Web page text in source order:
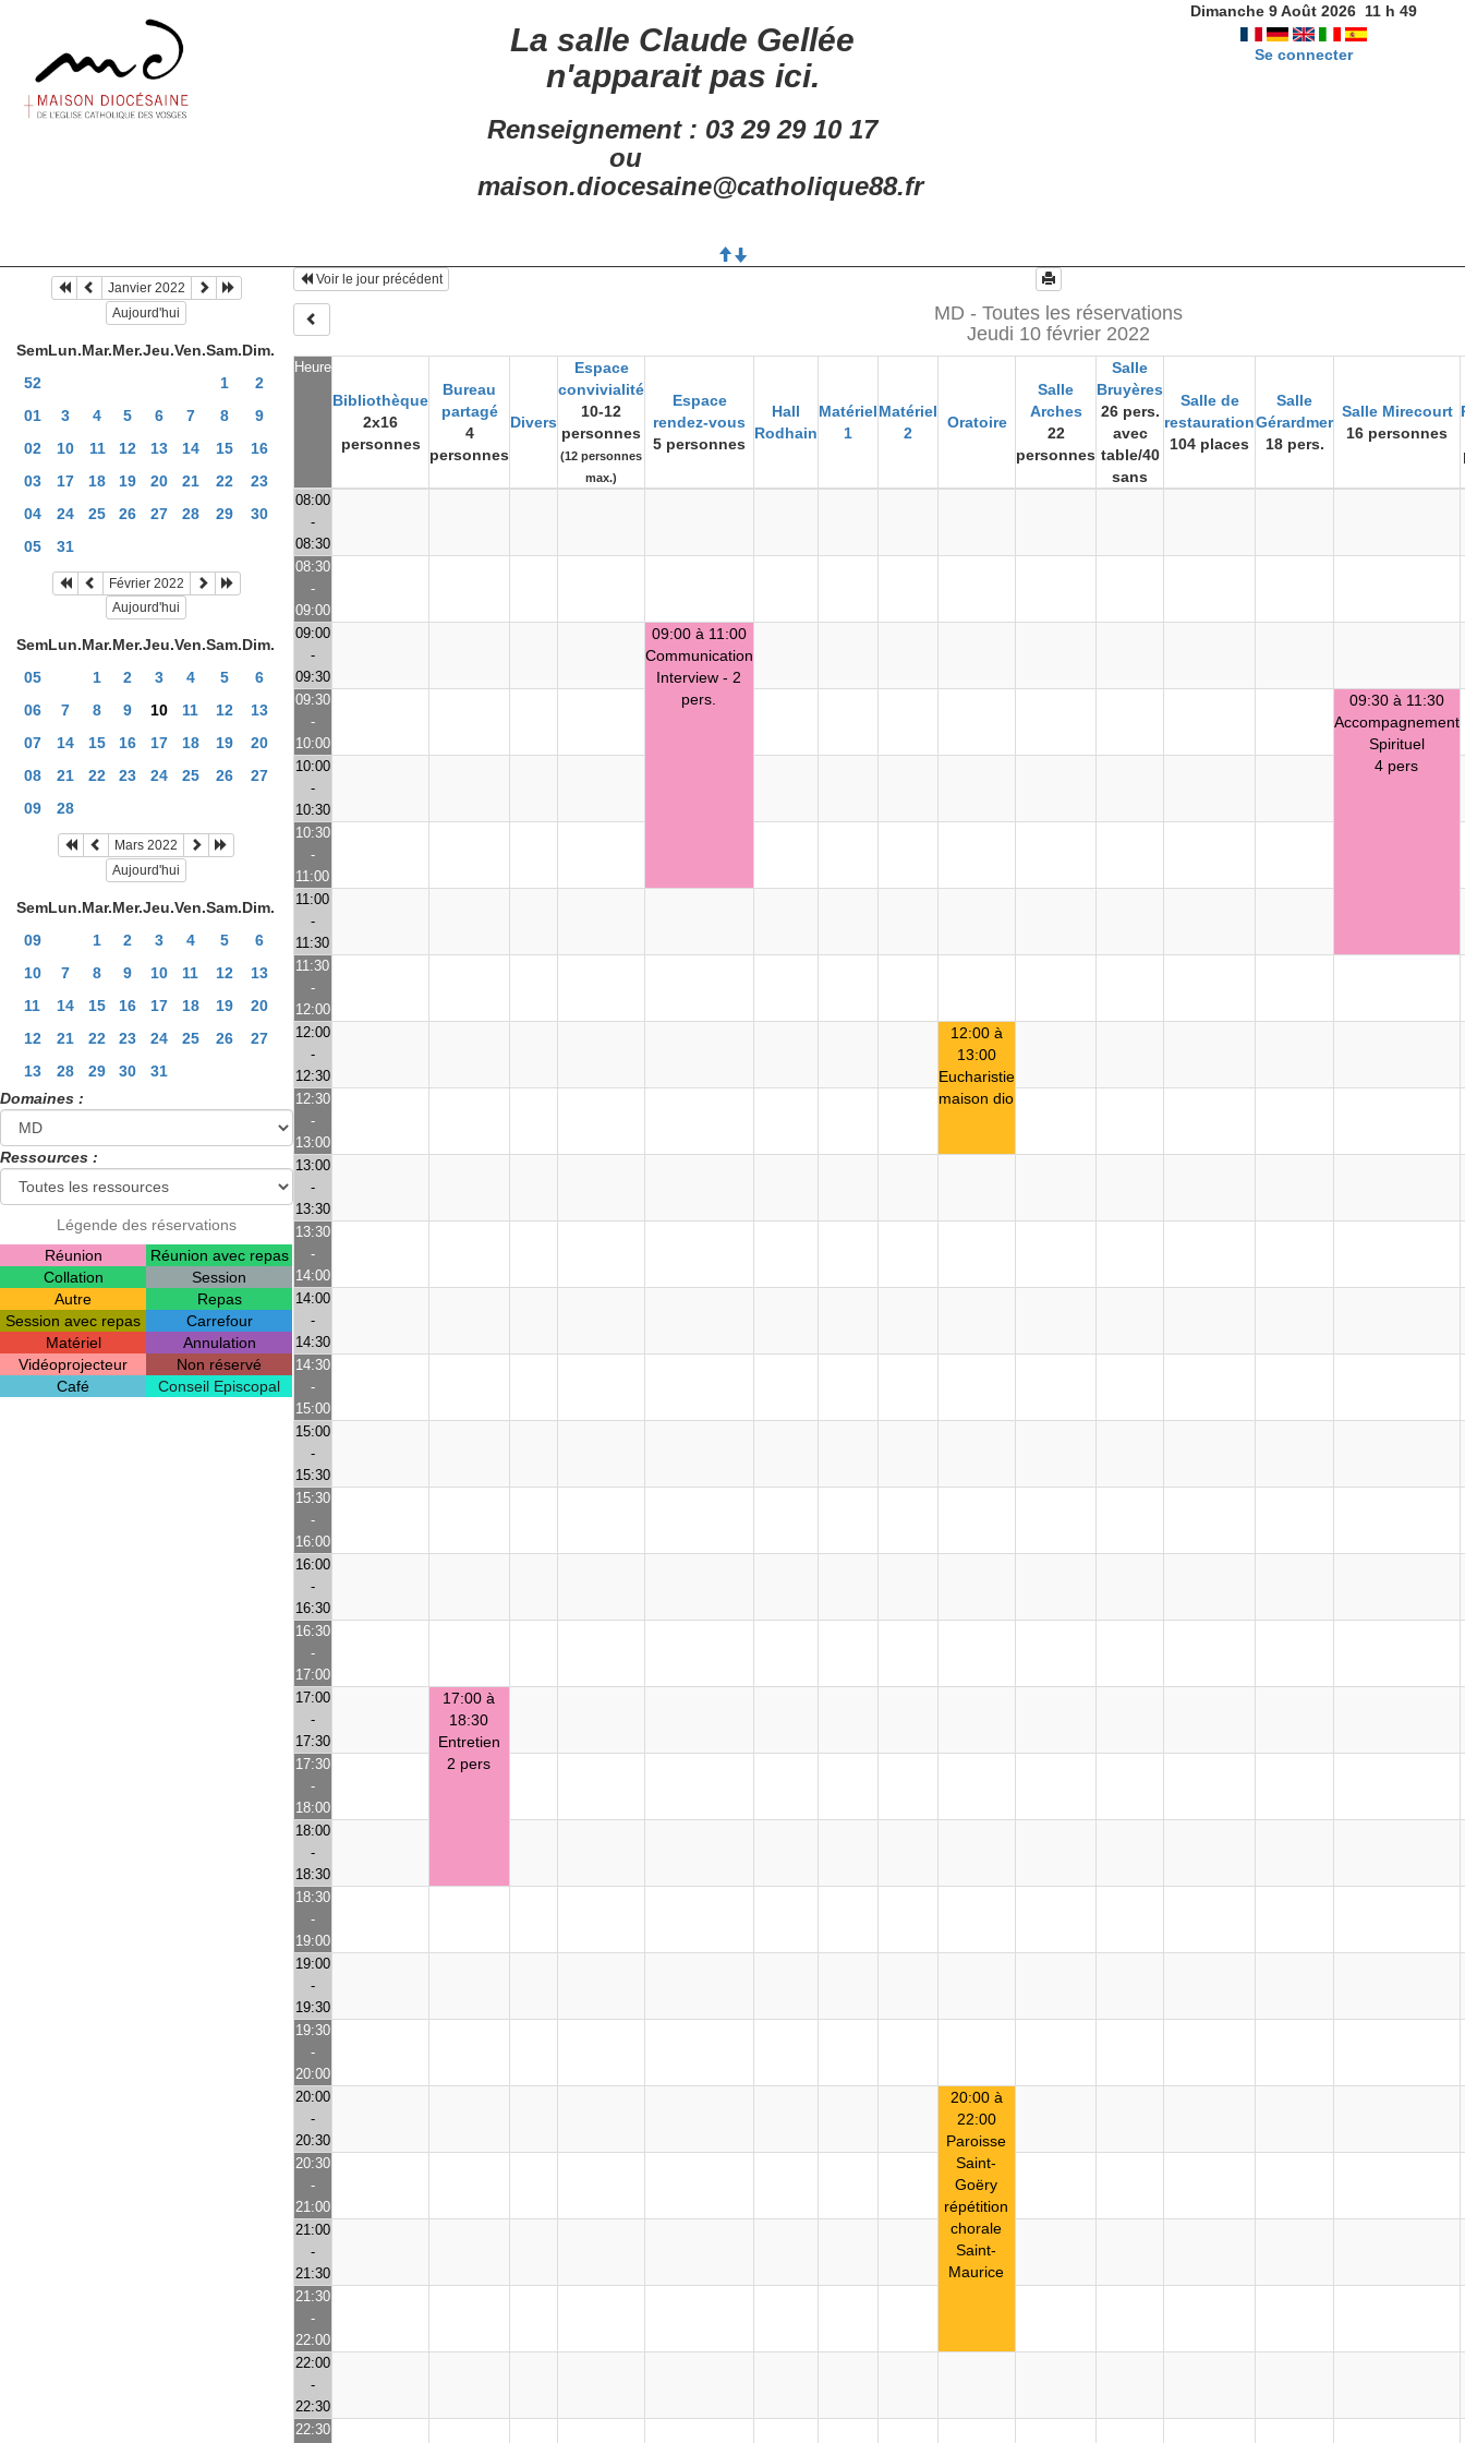
La salle Claude Gellée
n'apparait pas ici.
Renseignement : 03 29 29 10 17
ou
maison.diocesaine@catholique88.fr
Dimanche 9 Août 2026 11 h49
Se connecter
Janvier 2022
Aujourd'hui
SemLun.Mar.Mer.Jeu.Ven.Sam.Dim.
52
1
2
01
3 4 5 6 7 8
9
02
10 11 12 13 14 15
16
03
17 18 19 20 21 22
23
04
24 25 26 27 28 29
30
05
31
Février 2022
Aujourd'hui
SemLun.Mar.Mer.Jeu.Ven.Sam.Dim.
05
1 2 3 4 5
6
06
7 8 9 10 11 12
13
07
14 15 16 17 18 19
20
08
21 22 23 24 25 26
27
09
28
Mars 2022
Aujourd'hui
SemLun.Mar.Mer.Jeu.Ven.Sam.Dim.
09
1 2 3 4 5
6
10
7 8 9 10 11 12
13
11
14 15 16 17 18 19
20
12
21 22 23 24 25 26
27
13
28 29 30
31
Domaines :
Ressources :
Légende des réservations
Réunion
Réunion avec repas
Collation
Session
Autre
Repas
Session avec repas
Carrefour
Matériel
Annulation
Vidéoprojecteur
Non réservé
Café
Conseil Episcopal
Heure
Bibliothèque
2x16
personnes
Bureau
partagé
4
personnes
Divers
Espace
convivialité
10-12
personnes
(12 personnes
max.)
Espace
rendez-vous
5 personnes
Hall
Rodhain
Matériel
1
Matériel
2
Oratoire
Salle
Arches
22
personnes
Salle
Bruyères
26 pers.
avec
table/40
sans
Salle de
restauration
104 places
Salle
Gérardmer
18 pers.
Salle Mirecourt
16 personnes
Voir le jour précédent
MD - Toutes les réservations
Jeudi 10 février 2022
08:00
-
08:30
08:30
-
09:00
09:00
-
09:30
09:00 à 11:00
Communication
Interview - 2
pers.
09:30
-
10:00
09:30 à 11:30
Accompagnement
Spirituel
4 pers
10:00
-
10:30
10:30
-
11:00
11:00
-
11:30
11:30
-
12:00
12:00
-
12:30
12:00 à
13:00
Eucharistie
maison dio
12:30
-
13:00
13:00
-
13:30
13:30
-
14:00
14:00
-
14:30
14:30
-
15:00
15:00
-
15:30
15:30
-
16:00
16:00
-
16:30
16:30
-
17:00
17:00
-
17:30
17:00 à
18:30
Entretien
2 pers
17:30
-
18:00
18:00
-
18:30
18:30
-
19:00
19:00
-
19:30
19:30
-
20:00
20:00
-
20:30
20:00 à
22:00
Paroisse
Saint-
Goëry
répétition
chorale
Saint-
Maurice
20:30
-
21:00
21:00
-
21:30
21:30
-
22:00
22:00
-
22:30
22:30